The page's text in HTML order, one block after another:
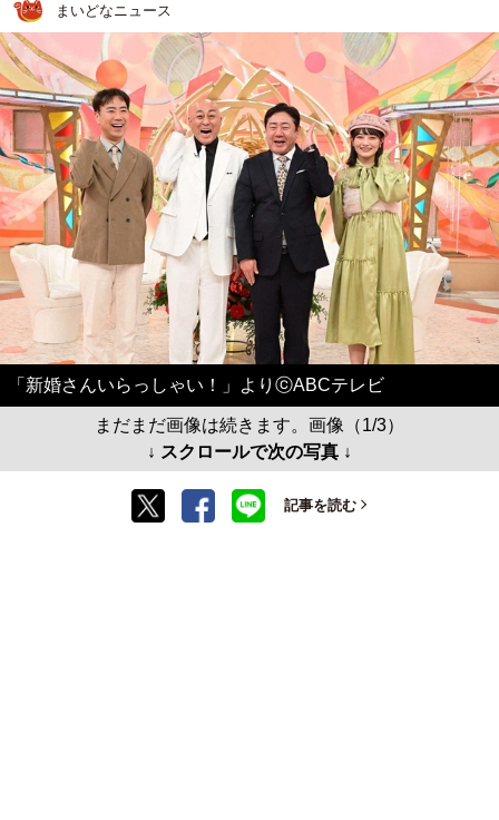
まいどなニュース
「新婚さんいらっしゃい！」よりⓒABCテレビ
まだまだ画像は続きます。画像（1/3）
↓ スクロールで次の写真 ↓
記事を読む